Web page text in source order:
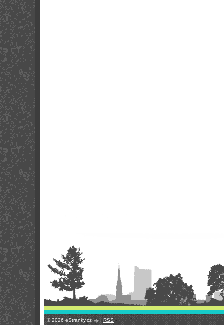
© 2026 eStránky.cz |RSS